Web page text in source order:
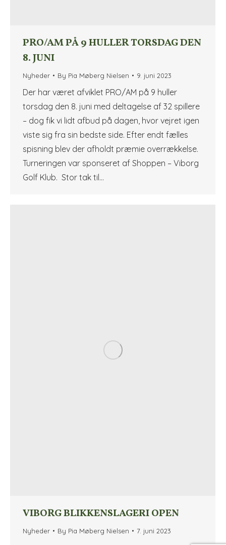
PRO/AM PÅ 9 HULLER TORSDAG DEN
8. JUNI
Nyheder By Pia Møberg Nielsen 9. juni 2023
Der har været afviklet PRO/AM på 9 huller
torsdag den 8. juni med deltagelse af 32 spillere
– dog fik vi lidt afbud på dagen, hvor vejret igen
viste sig fra sin bedste side. Efter endt fælles
spisning blev der afholdt præmie overrækkelse.
Turneringen var sponseret af Shoppen – Viborg
Golf Klub. Stor tak til…
VIBORG BLIKKENSLAGERI OPEN
Nyheder By Pia Møberg Nielsen 7. juni 2023